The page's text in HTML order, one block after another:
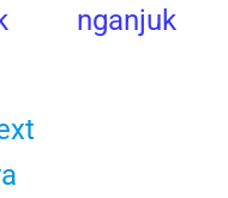
nganjuk